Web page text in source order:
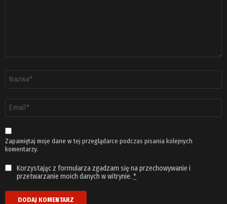
email
*
Zapamiętaj moje dane w tej przeglądarce podczas pisania kolejnych
komentarzy.
Korzystając z formularza zgadzam się na przechowywanie i
przetwarzanie moich danych w witrynie. *